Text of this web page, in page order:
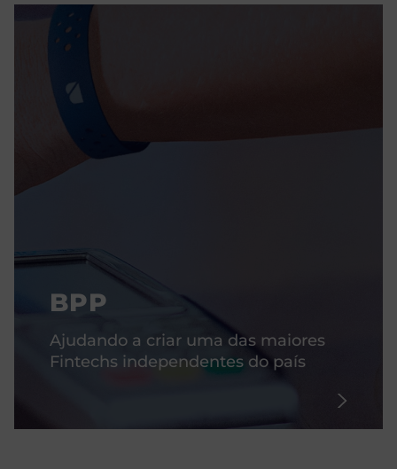
BPP
Ajudando a criar uma das maiores
Fintechs independentes do país